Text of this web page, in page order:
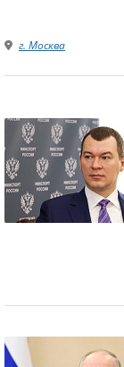
г. Москва